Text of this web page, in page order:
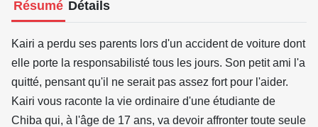
Résumé Détails
Kairi a perdu ses parents lors d'un accident de voiture dont
elle porte la responsabilisté tous les jours. Son petit ami l'a
quitté, pensant qu'il ne serait pas assez fort pour l'aider.
Kairi vous raconte la vie ordinaire d'une étudiante de
Chiba qui, à l'âge de 17 ans, va devoir affronter toute seule